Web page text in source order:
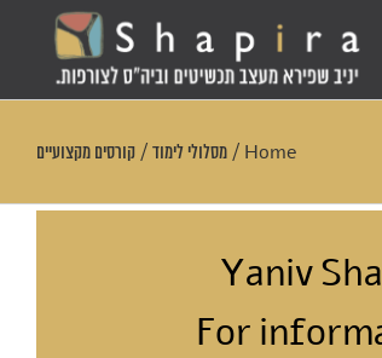
Home
/ מסלולי לימוד / קורסים מקצועיים
Yaniv
For